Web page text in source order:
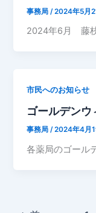
事務局 /2024年5月
2024年6月 藤
市民へのお知らせ
ゴールデン
事務局/2024年4月
各薬局のゴール